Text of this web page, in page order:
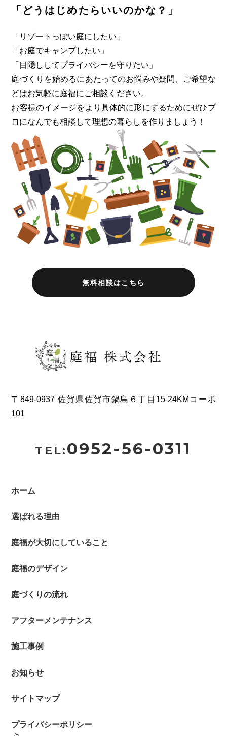
「どうはじめたらいいのかな？」
「リゾートっぽい庭にしたい」
「お庭でキャンプしたい」
「目隠ししてプライバシーを守りたい」
庭づくりを始めるにあたってのお悩みや疑問、ご希望な
どはお気軽に庭福にご相談ください。
お客様のイメージをより具体的に形にするためにぜひプ
ロになんでも相談して理想の暮らしを作りましょう！
無料相談はこちら
〒849-0937 佐賀県佐賀市鍋島６丁目15-24KMコーポ
101
TEL:0952-56-0311
ホーム
選ばれる理由
庭福が大切にしていること
庭福のデザイン
庭づくりの流れ
アフターメンテナンス
施工事例
お知らせ
サイトマップ
プライバシーポリシー